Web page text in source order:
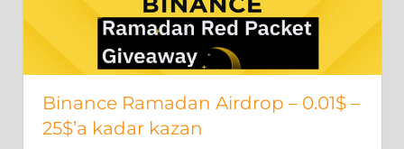
Binance Ramadan Airdrop – 0.01$ –
25$’a kadar kazan